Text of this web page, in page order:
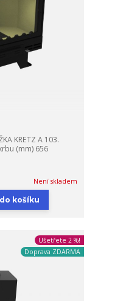
KRETZ A 103.
(mm) 656
Není skladem
košíku
Ušetřete 2 %!
Doprava ZDARMA